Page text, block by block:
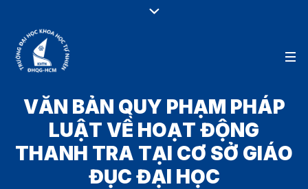
VĂN BẢN QUY PHẠM PHÁP
LUẬT VỀ HOẠT ĐỘNG
THANH TRA TẠI CƠ SỞ GIÁO
ĐỤC ĐẠI HỌC